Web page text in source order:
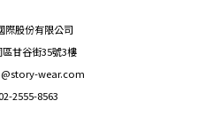
際股份有限公司
甘谷街35號3樓
wear.com
2555-8563
服時間